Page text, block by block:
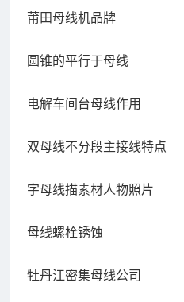
莆田母线机品牌
圆锥的平行于母线
电解车间台母线作用
双母线不分段主接线特点
字母线描素材人物照片
母线螺栓锈蚀
牡丹江密集母线公司